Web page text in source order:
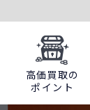
高価買取の
ポイント